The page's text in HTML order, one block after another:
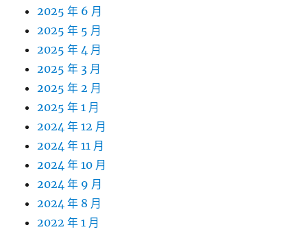
2025 年 6 月
2025 年 5 月
2025 年 4 月
2025 年 3 月
2025 年 2 月
2025 年 1 月
2024 年 12 月
2024 年 11 月
2024 年 10 月
2024 年 9 月
2024 年 8 月
2022 年 1 月